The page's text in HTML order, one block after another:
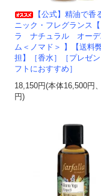
【公式】精油で香
ニック・フレグランス
ラ ナチュラル オーデ
ム＜ノマド＞ 】【送料
担】［香水］［プレゼ
フトにおすすめ］
18,150円(本体16,500円
円)